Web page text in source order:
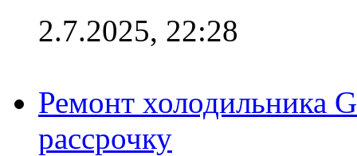
2.7.2025, 22:28
Ремонт холодильника
рассрочку